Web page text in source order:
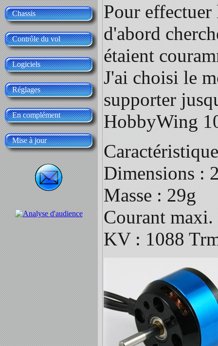
Chassis
Contrôle du vol
Logiciels
Réglages
En complément
Mise à jour
Pour
d'abord
étaient
J'ai choisi le
supporter
HobbyWing
Dimensions :
Masse : 29g
Courant
KV : 1088